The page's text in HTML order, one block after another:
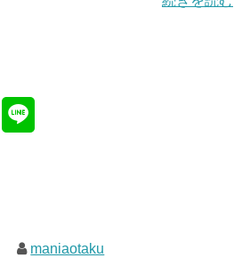
maniaotaku